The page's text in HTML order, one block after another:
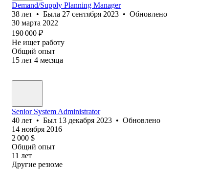
Demand/Supply Planning Manager
38 лет • Была 27 сентября 2023 • Обновлено
30 марта 2022
190 000 ₽
Не ищет работу
Общий опыт
15 лет 4 месяца
Senior System Administrator
40 лет • Был 13 декабря 2023 • Обновлено
14 ноября 2016
2 000 $
Общий опыт
11 лет
Другие резюме